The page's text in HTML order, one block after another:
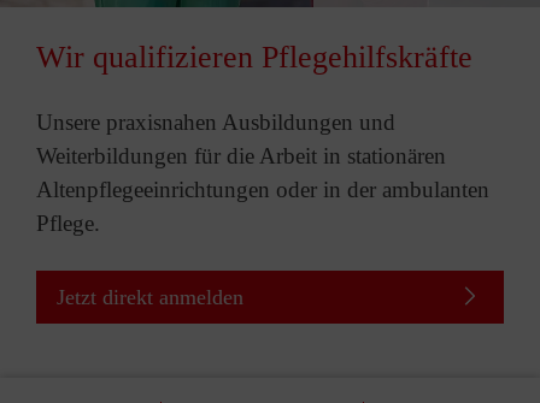
Wir qualifizieren Pflegehilfskräfte
Unsere praxisnahen Ausbildungen und
Weiterbildungen für die Arbeit in stationären
Altenpflegeeinrichtungen oder in der ambulanten
Pflege.
Jetzt direkt anmelden